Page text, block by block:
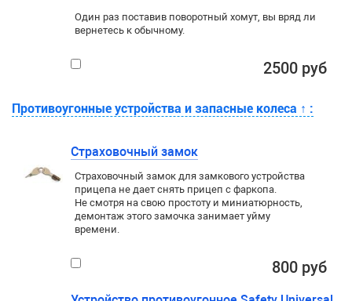
Один раз поставив поворотный хомут, вы вряд ли
вернетесь к обычному.
2500 руб
Противоугонные устройства и запасные колеса ↑ :
Страховочный замок
Страховочный замок для замкового устройства
прицепа не дает снять прицеп с фаркопа.
Не смотря на свою простоту и миниатюрность,
демонтаж этого замочка занимает уйму
времени.
800 руб